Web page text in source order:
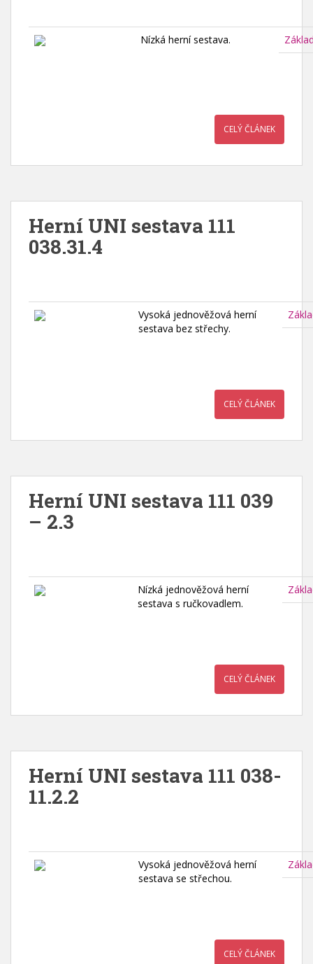
Nízká herní sestava.
CELÝ ČLÁNEK
Herní UNI sestava 111
038.31.4
Vysoká jednověžová herní
sestava bez střechy.
CELÝ ČLÁNEK
Herní UNI sestava 111 039
– 2.3
Nízká jednověžová herní
sestava s ručkovadlem.
CELÝ ČLÁNEK
Herní UNI sestava 111 038-
11.2.2
Vysoká jednověžová herní
sestava se střechou.
CELÝ ČLÁNEK